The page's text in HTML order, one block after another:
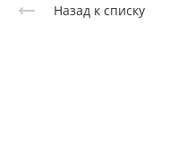
Назад к списку